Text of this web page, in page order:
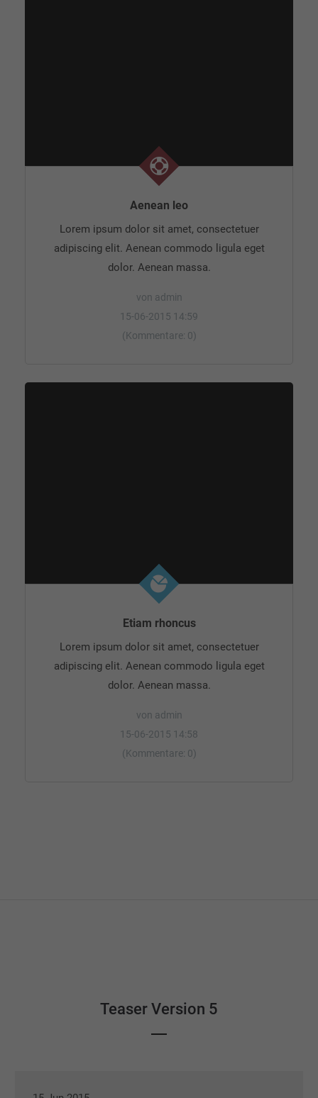
Aenean leo
Lorem ipsum dolor sit amet, consectetuer
adipiscing elit. Aenean commodo ligula eget
dolor. Aenean massa.
von admin
15-06-2015 14:59
(Kommentare: 0)
Etiam rhoncus
Lorem ipsum dolor sit amet, consectetuer
adipiscing elit. Aenean commodo ligula eget
dolor. Aenean massa.
von admin
15-06-2015 14:58
(Kommentare: 0)
Teaser Version 5